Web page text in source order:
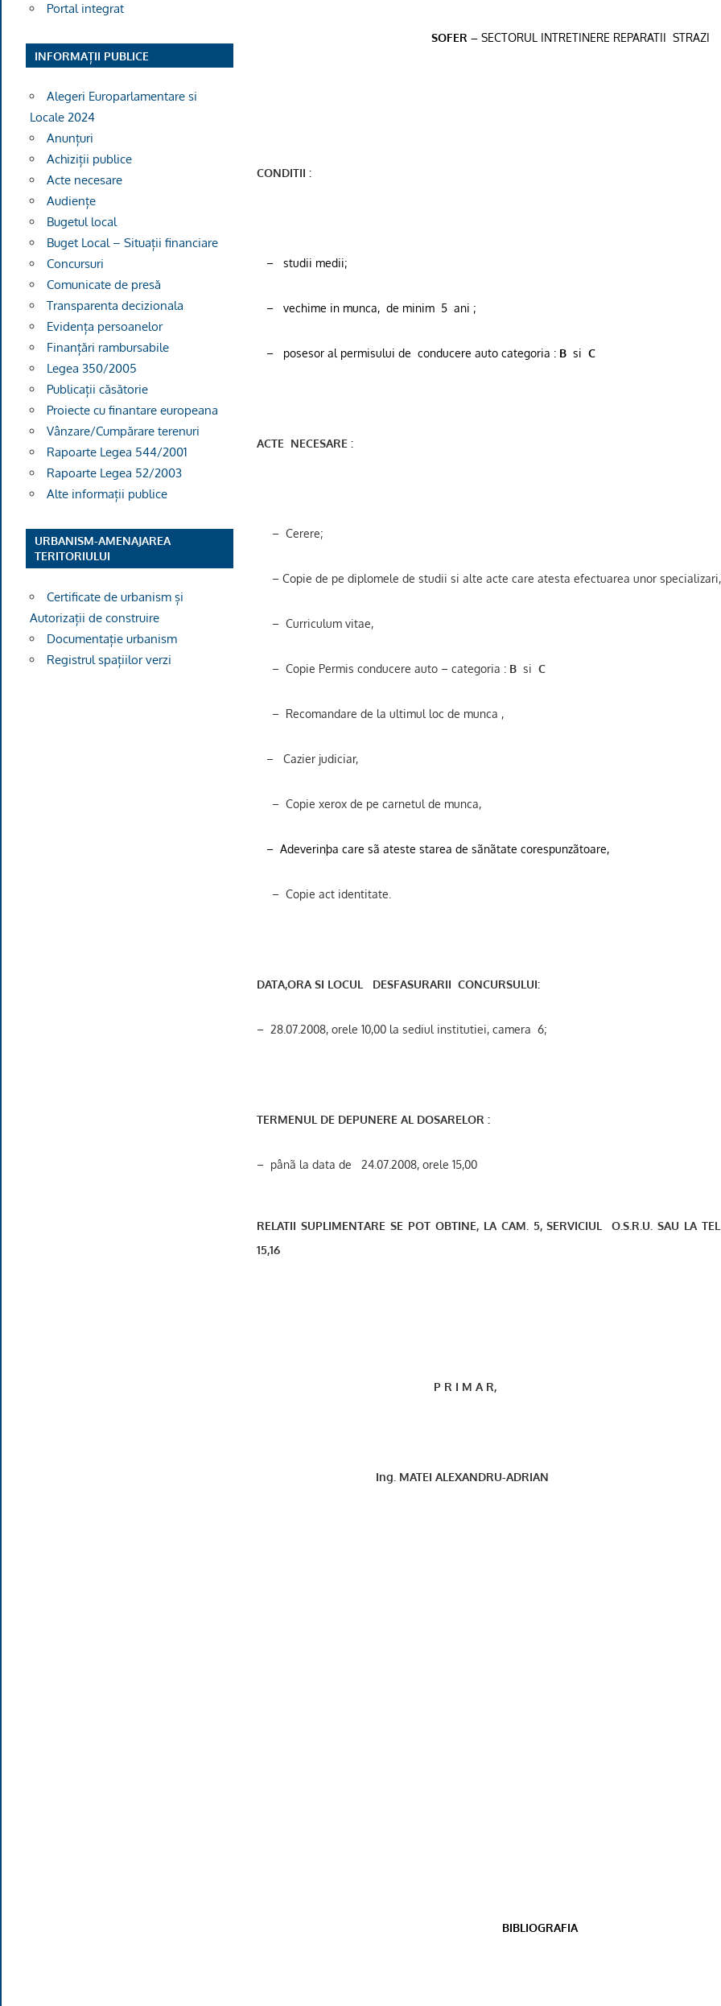
SOFER – SECTORUL INTRETINERE REPARATII STRAZI
CONDITII :
– studii medii;
– vechime in munca, de minim 5 ani ;
– posesor al permisului de conducere auto categoria : B si C
ACTE NECESARE :
– Cerere;
– Copie de pe diplomele de studii si alte acte care atesta efectuarea unor specializari,
– Curriculum vitae,
– Copie Permis conducere auto – categoria : B si C
– Recomandare de la ultimul loc de munca ,
– Cazier judiciar,
– Copie xerox de pe carnetul de munca,
– Adeverinþa care sã ateste starea de sãnãtate corespunzãtoare,
– Copie act identitate.
DATA,ORA SI LOCUL DESFASURARII CONCURSULUI:
– 28.07.2008, orele 10,00 la sediul institutiei, camera 6;
TERMENUL DE DEPUNERE AL DOSARELOR :
– pânã la data de 24.07.2008, orele 15,00
RELATII SUPLIMENTARE SE POT OBTINE, LA CAM. 5, SERVICIUL O.S.R.U. SAU LA
15,16
P R I M A R,
Ing. MATEI ALEXANDRU-ADRIAN
BIBLIOGRAFIA
Portal integrat
INFORMAȚII PUBLICE
Alegeri Europarlamentare si
Locale 2024
Anunțuri
Achiziții publice
Acte necesare
Audiențe
Bugetul local
Buget Local – Situații financiare
Concursuri
Comunicate de presă
Transparenta decizionala
Evidența persoanelor
Finanțări rambursabile
Legea 350/2005
Publicații căsătorie
Proiecte cu finantare europeana
Vânzare/Cumpărare terenuri
Rapoarte Legea 544/2001
Rapoarte Legea 52/2003
Alte informații publice
URBANISM-AMENAJAREA
TERITORIULUI
Certificate de urbanism și
Autorizații de construire
Documentație urbanism
Registrul spațiilor verzi